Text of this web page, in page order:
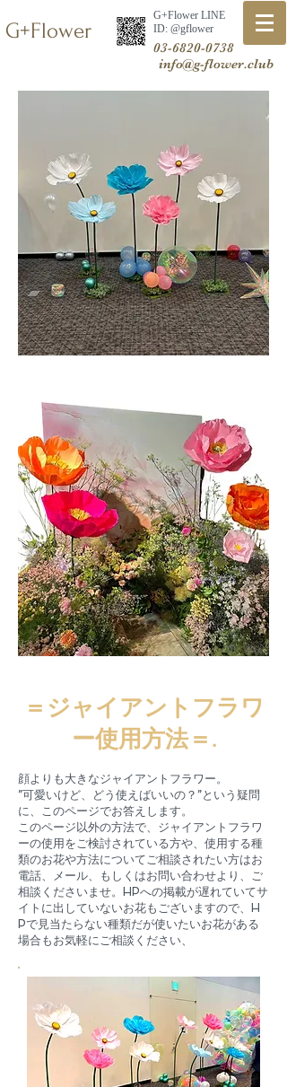
G+Flower
G+Flower LINE
​ID: @gflower
03-6820-0738
info@g-flower.club
＝ジャイアントフラワ
ー使用方法＝.
顔よりも大きなジャイアントフラワー。
”可愛いけど、どう使えばいいの？”という疑問
に、このページでお答えします。
このページ以外の方法で、ジャイアントフラワ
ーの使用をご検討されている方や、使用する種
類のお花や方法についてご相談されたい方はお
電話、メール、もしくはお問い合わせより、ご
相談くださいませ。HPへの掲載が遅れていてサ
イトに出していないお花もございますので、H
Pで見当たらない種類だが使いたいお花がある
場合もお気軽にご相談ください、